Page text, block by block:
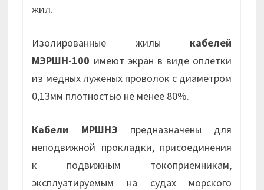
жил.
Изолированные жилы кабелей
МЭРШН-100 имеют экран в виде оплетки
из медных луженых проволок с диаметром
0,13мм плотностью не менее 80%.
Кабели МРШНЭ предназначены для
неподвижной прокладки, присоединения
к подвижным токоприемникам,
эксплуатируемым на судах морского